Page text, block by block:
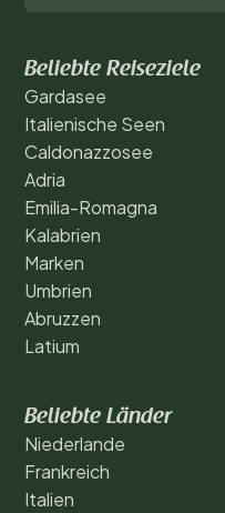
Beliebte Reiseziele
Gardasee
Italienische Seen
Caldonazzosee
Adria
Emilia-Romagna
Kalabrien
Marken
Umbrien
Abruzzen
Latium
Beliebte Länder
Niederlande
Frankreich
Italien